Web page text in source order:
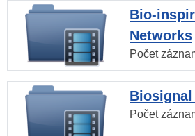
Bio-
Networks
Počet
Počet